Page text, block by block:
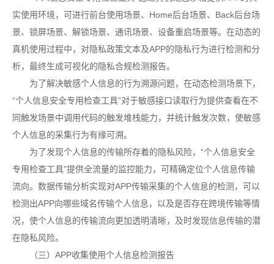
实使用环境，可进行前台使用场景、Home后台场景、Back后台场
景、锁屏场景、解锁场景、通讯场景、设备重启场景等。在动态的
真机使用过程中，对隐私政策文本及APP的隐私行为进行检测和分
析，最终生成可视化的隐私合规检测报告。
为了解决敏感个人信息的行为溯源问题，在动态检测场景下，
“个人信息安全专用检查工具”对于敏感接口读取行为提供查看在不
同触发场景中调用代码的触发堆栈能力，并统计触发次数，使敏感
个人信息的采集行为有缘可溯。
为了发现个人信息的传输所存着的隐私风险，“个人信息安全
专用检查工具”提供全流量的监控能力，可精确定位个人信息传输
流向。数据传输分析实现对APP传输采集的个人信息的检测，可以
检测出APP向哪些域名传输个人信息，以及是否存在跨境传输等情
况，使个人信息的传输流向更加透明清晰，及时发现信息传输的潜
在隐私风险。
（三）APP收集使用个人信息检测报告